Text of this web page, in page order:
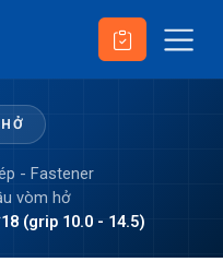
- Fastener
vòm hở
(grip 10.0 - 14.5)